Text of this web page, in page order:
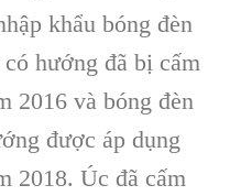
khẩu bóng đèn
hướng đã bị cấm
2016 và bóng đèn
được áp dụng
2018. Úc đã cấm